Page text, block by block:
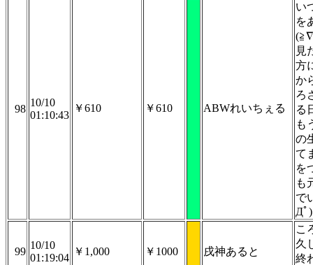
98
10/10
01:10:43
￥610 ￥610 ABWれいちぇる
い
を
見
方
か
ろ
る
も
の
て
を
も
で
Дﾟ)
99
10/10
01:19:04
￥1,000 ￥1000 戌神あると
こ
久
終